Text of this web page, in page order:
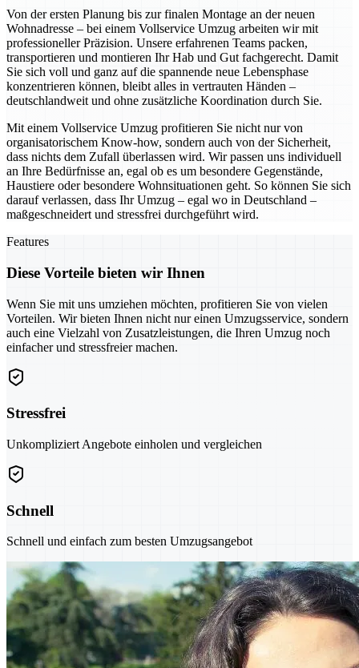
Von der ersten Planung bis zur finalen Montage an der neuen
Wohnadresse – bei einem Vollservice Umzug arbeiten wir mit
professioneller Präzision. Unsere erfahrenen Teams packen,
transportieren und montieren Ihr Hab und Gut fachgerecht. Damit
Sie sich voll und ganz auf die spannende neue Lebensphase
konzentrieren können, bleibt alles in vertrauten Händen –
deutschlandweit und ohne zusätzliche Koordination durch Sie.
Mit einem Vollservice Umzug profitieren Sie nicht nur von
organisatorischem Know-how, sondern auch von der Sicherheit,
dass nichts dem Zufall überlassen wird. Wir passen uns individuell
an Ihre Bedürfnisse an, egal ob es um besondere Gegenstände,
Haustiere oder besondere Wohnsituationen geht. So können Sie sich
darauf verlassen, dass Ihr Umzug – egal wo in Deutschland –
maßgeschneidert und stressfrei durchgeführt wird.
Features
Diese Vorteile bieten wir Ihnen
Wenn Sie mit uns umziehen möchten, profitieren Sie von vielen
Vorteilen. Wir bieten Ihnen nicht nur einen Umzugsservice, sondern
auch eine Vielzahl von Zusatzleistungen, die Ihren Umzug noch
einfacher und stressfreier machen.
Stressfrei
Unkompliziert Angebote einholen und vergleichen
Schnell
Schnell und einfach zum besten Umzugsangebot